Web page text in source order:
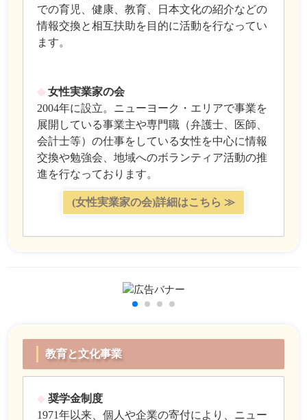
での育児、健康、教育、日本文化の紹介などの
情報交換と相互扶助を目的に活動を行なってい
ます。
◆女性実業家の会
2004年に設立。ニューヨーク・エリアで事業を
展開している事業主や専門職（弁護士、医師、
会計士等）の仕事をしている女性を中心に情報
交換や勉強会、地域へのボランティア活動の推
進を行なっております。
(女性実業家の会)詳細はこちら ≫
教育と文化事業
◆奨学金制度
1971年以来、個人や企業の寄付により、ニュー